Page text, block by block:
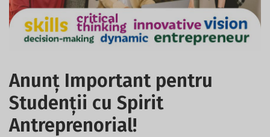
Anunț Important pentru
Studenții cu Spirit
Antreprenorial!